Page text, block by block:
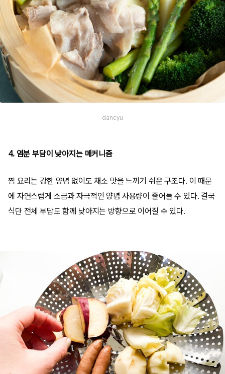
dancyu
4. 염분 부담이 낮아지는 메커니즘
찜 요리는 강한 양념 없이도 채소 맛을 느끼기 쉬운 구조다. 이 때문
에 자연스럽게 소금과 자극적인 양념 사용량이 줄어들 수 있다. 결국
식단 전체 부담도 함께 낮아지는 방향으로 이어질 수 있다.